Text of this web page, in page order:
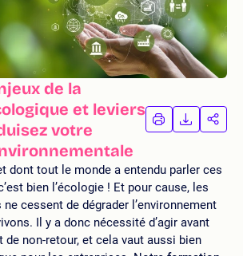
de la
et leviers
votre
IMPRIMER
LA
LA
dont tout le monde a entendu parler ces
bien l’écologie ! Et pour cause, les
cessent de dégrader l’environnement
Il y a donc nécessité d’agir avant
de non-retour, et cela vaut aussi bien